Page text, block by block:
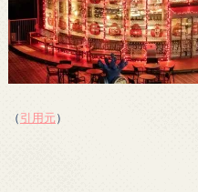
（引用元）